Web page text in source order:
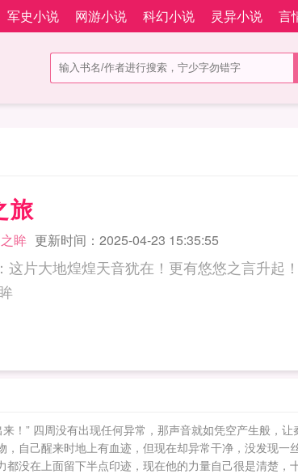
军史小说 网游小说 科幻小说 灵异小说 言
旅
眸 更新时间：2025-04-23 15:35:55
煌煌天音犹在！更有悠悠之言升起！ 永恒之门 永恒剑祖 永恒的意思 永恒之
！” 四周没有出现任何异常，那声音就如凭空产生般，
自己醒来时地上有血迹，但现在却异常干净，没发现
没在上面留下半点印迹，现在他的力量自己很是清楚